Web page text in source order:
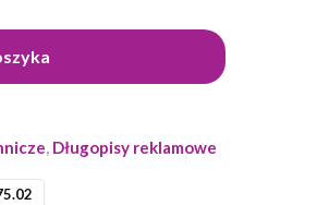
, Długopisy reklamowe